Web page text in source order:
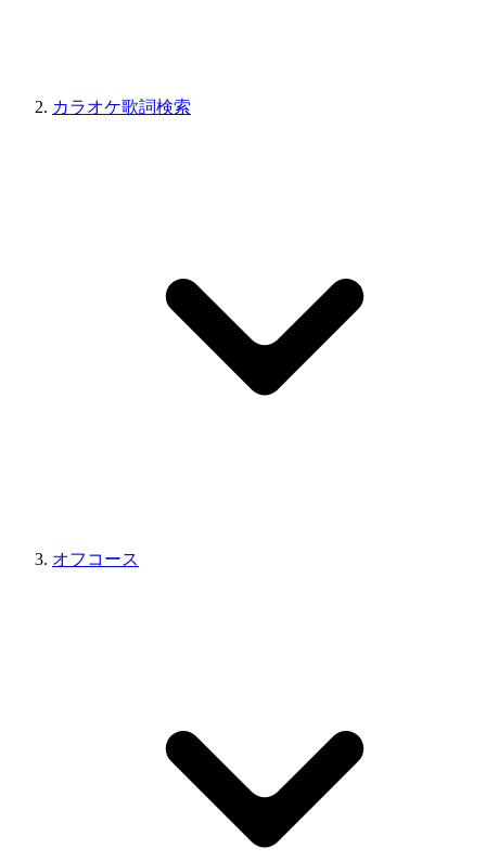
カラオケ歌詞検索
オフコース